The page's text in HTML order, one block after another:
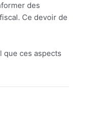
des
Ce devoir de
que ces aspects